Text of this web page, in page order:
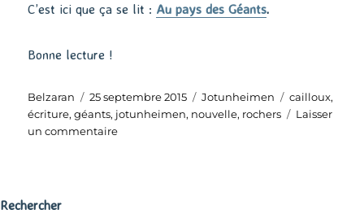
C’est ici que ça se lit : Au pays des Géants.
Bonne lecture !
Auteur
Belzaran
Publié
le
25 septembre 2015 Catégories
Jotunheimen Étiquettes
cailloux,
écriture,géants, jotunheimen, nouvelle, rochers
Laisser
un commentairesur
Rechercher